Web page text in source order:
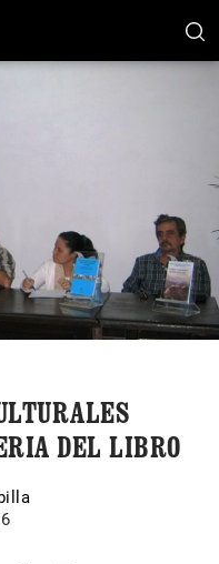
DEL LIBRO